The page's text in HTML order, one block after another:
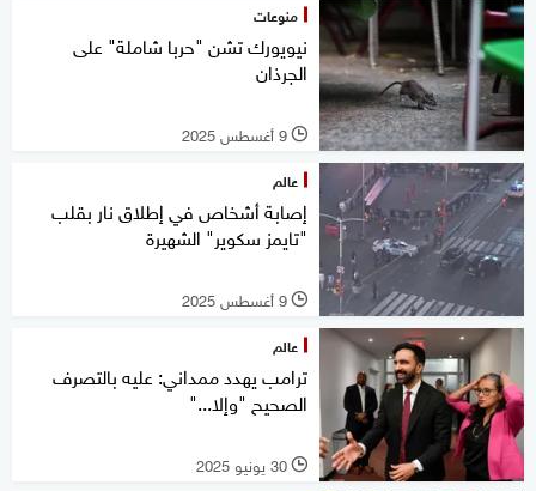
منوعات
نيويورك تشن "حربا شاملة" على
الجرذان
l 9 أغسطس 2025
عالم
إصابة أشخاص في إطلاق نار بقلب
"تايمز سكوير" الشهيرة
l 9 أغسطس 2025
عالم
ترامب يهدد ممداني: عليه بالتصرف
الصحيح "وإلا..."
l 30 يونيو 2025